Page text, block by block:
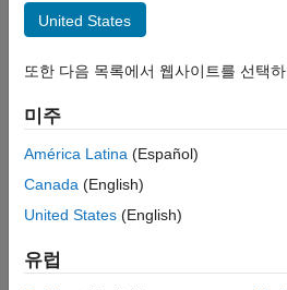
United States
또한 다음 목록에서 웹사이트를 선택
미주
América Latina (Español)
Canada (English)
United States (English)
유럽